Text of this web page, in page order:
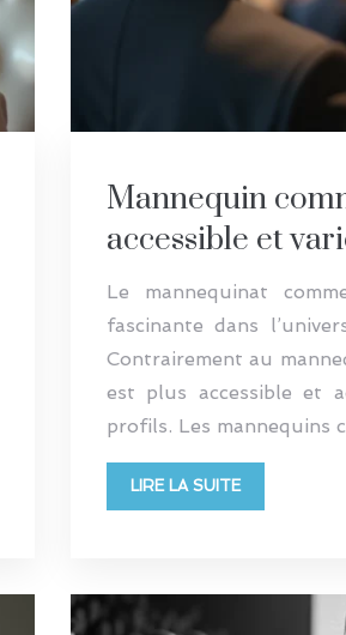
Mannequin
accessible et
Le mannequinat
fascinante dans
Contrairement au
est plus accessible et
profils. Les mannequins
LIRE LA SUITE